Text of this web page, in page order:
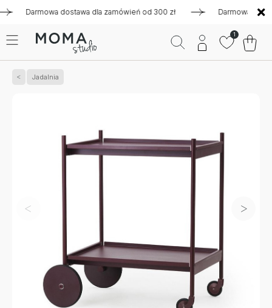
Darmowa dostawa dla zamówień od 300 zł Darmowa dostawa
1
Jadalnia